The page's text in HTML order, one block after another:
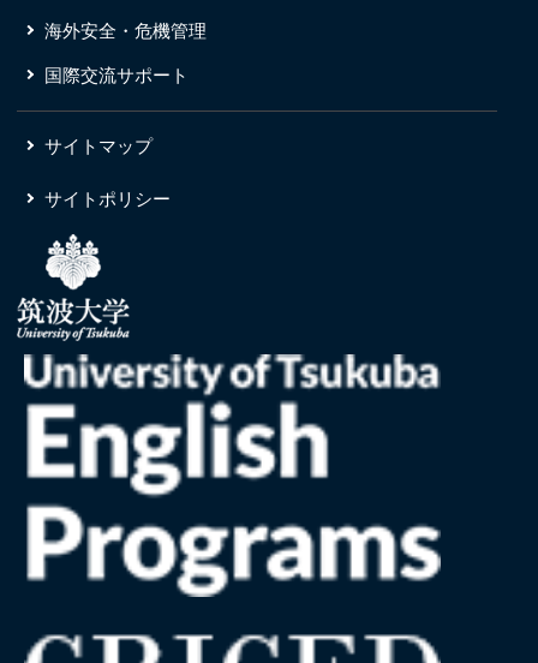
海外安全・危機管理
国際交流サポート
サイトマップ
サイトポリシー